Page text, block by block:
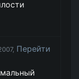
Перейти